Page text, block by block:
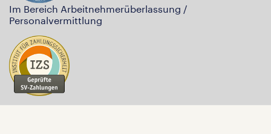
Im Bereich Arbeitnehmerüberlassung /
Personalvermittlung